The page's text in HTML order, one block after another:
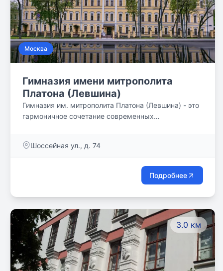
Москва
Гимназия имени митрополита
Платона (Левшина)
Гимназия им. митрополита Платона (Левшина) - это
гармоничное сочетание современных
Шоссейная ул., д. 74
Подробнее
3.0 км